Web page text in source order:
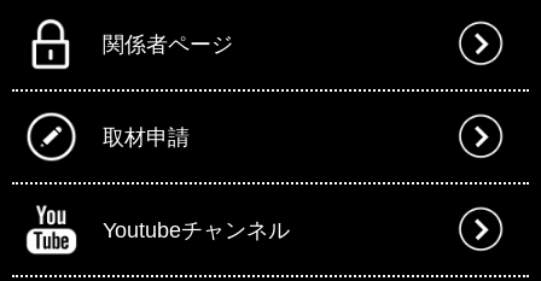
関係者ページ
取材申請
Youtubeチャンネル